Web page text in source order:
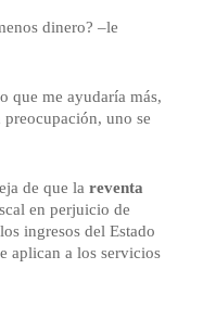
dinero? –le
que me ayudaría más,
uno se
de que la reventa
en perjuicio de
ingresos del Estado
aplican a los servicios